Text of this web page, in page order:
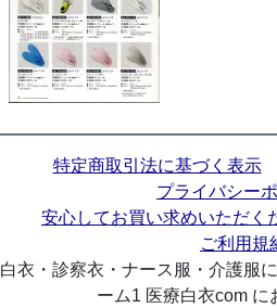
特定商取引法に基づく表示
プライバシー
安心してお買い求めいただく
ご利用規
白衣・診察衣・ナース服・介護服
ーム1 医療白衣com に